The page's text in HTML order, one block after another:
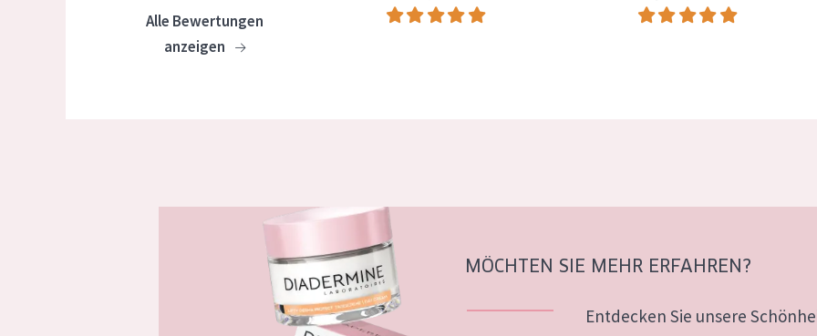
Alle Bewertungen
anzeigen
MÖCHTEN SIE MEHR ERFAHREN?
Entdecken Sie unsere